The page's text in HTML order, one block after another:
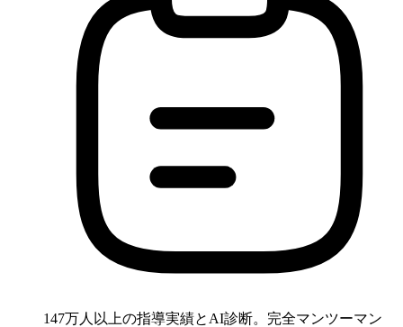
147万人以上の指導実績とAI診断。完全マンツーマン